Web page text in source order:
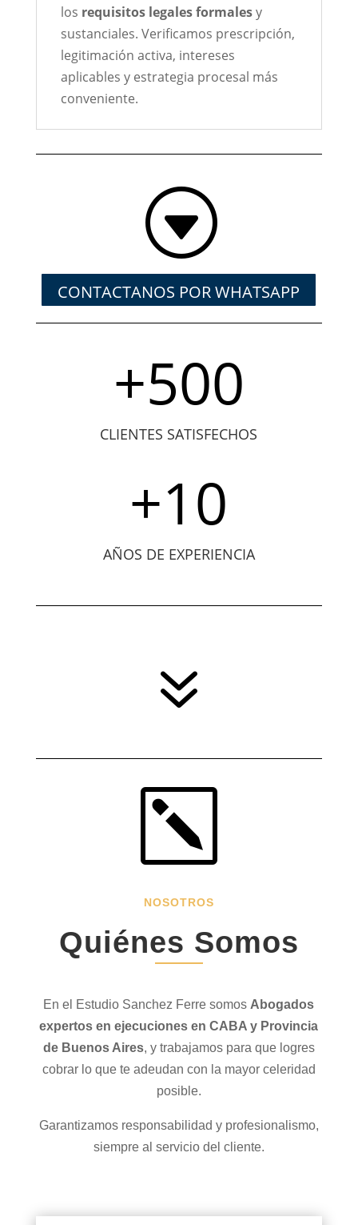
los requisitos legales formalesy
sustanciales. Verificamos prescripción,
legitimación activa, intereses
aplicables y estrategia procesal más
conveniente.
G
CONTACTANOS POR WHATSAPP
+500
CLIENTES SATISFECHOS
+10
AÑOS DE EXPERIENCIA
7
k
NOSOTROS
Quiénes Somos
En el Estudio Sanchez Ferre somos Abogados
expertos en ejecuciones en CABA y Provincia
de Buenos Aires, y trabajamos para que logres
cobrar lo que te adeudan con la mayor celeridad
posible.
Garantizamos responsabilidad y profesionalismo,
siempre al servicio del cliente.